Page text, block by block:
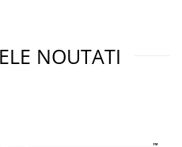
NOUTATI